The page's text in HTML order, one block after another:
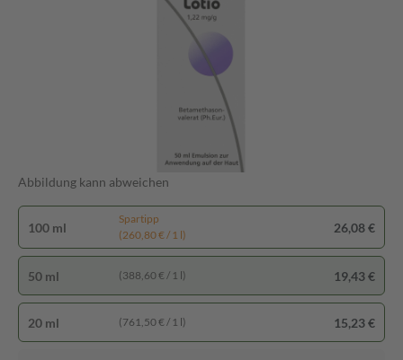
Abbildung kann abweichen
100 ml
Spartipp
(260,80 € / 1 l)
26,08 €
50 ml (388,60 € / 1 l) 19,43 €
20 ml (761,50 € / 1 l) 15,23 €